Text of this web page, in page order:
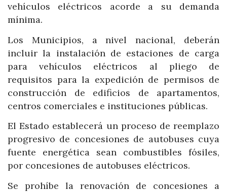
vehículos eléctricos acorde a su demanda
mínima.
Los Municipios, a nivel nacional, deberán
incluir la instalación de estaciones de carga
para vehículos eléctricos al pliego de
requisitos para la expedición de permisos de
construcción de edificios de apartamentos,
centros comerciales e instituciones públicas.
El Estado establecerá un proceso de reemplazo
progresivo de concesiones de autobuses cuya
fuente energética sean combustibles fósiles,
por concesiones de autobuses eléctricos.
Se prohíbe la renovación de concesiones a